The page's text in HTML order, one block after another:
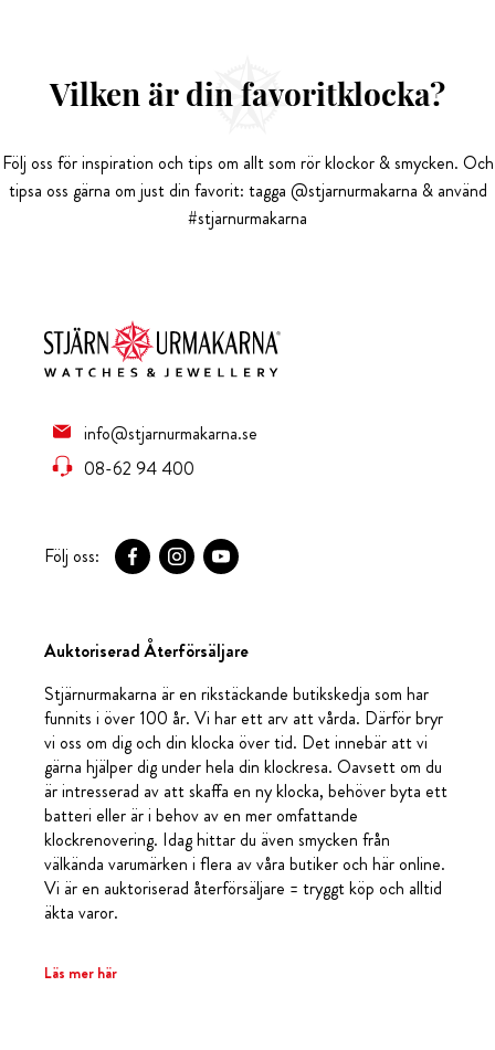
Vilken är din favoritklocka?
Följ oss för inspiration och tips om allt som rör klockor & smycken. Och
tipsa oss gärna om just din favorit: tagga @stjarnurmakarna & använd
#stjarnurmakarna
info@stjarnurmakarna.se
08-62 94 400
Följ oss:
Auktoriserad Återförsäljare
Stjärnurmakarna är en rikstäckande butikskedja som har
funnits i över 100 år. Vi har ett arv att vårda. Därför bryr
vi oss om dig och din klocka över tid. Det innebär att vi
gärna hjälper dig under hela din klockresa. Oavsett om du
är intresserad av att skaffa en ny klocka, behöver byta ett
batteri eller är i behov av en mer omfattande
klockrenovering. Idag hittar du även smycken från
välkända varumärken i flera av våra butiker och här online.
Vi är en auktoriserad återförsäljare = tryggt köp och alltid
äkta varor.
Läs mer här